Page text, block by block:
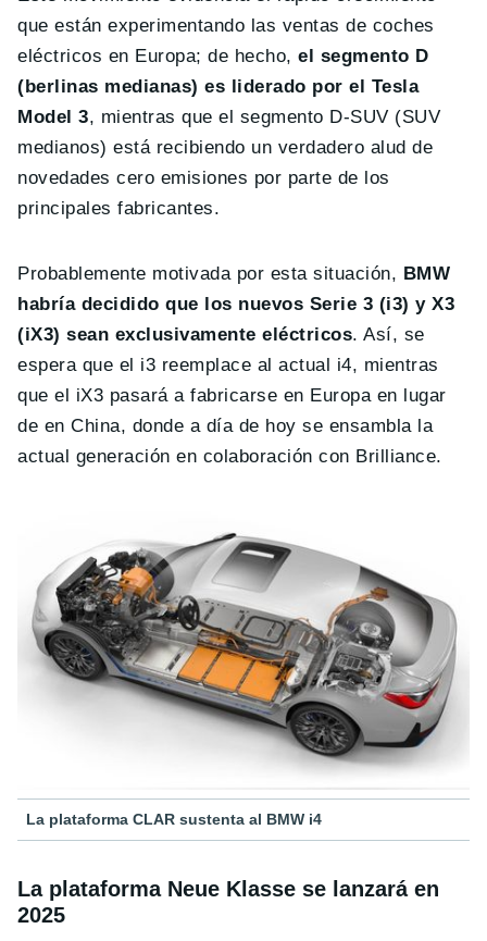
que están experimentando las ventas de coches
eléctricos en Europa; de hecho,el segmento D
(berlinas medianas) es liderado por el Tesla
Model 3, mientras que el segmento D-SUV (SUV
medianos) está recibiendo un verdadero alud de
novedades cero emisiones por parte de los
principales fabricantes.
Probablemente motivada por esta situación, BMW
habría decidido que los nuevos Serie 3 (i3) y X3
(iX3) sean exclusivamente eléctricos. Así, se
espera que el i3 reemplace al actual i4, mientras
que el iX3 pasará a fabricarse en Europa en lugar
de en China, donde a día de hoy se ensambla la
actual generación en colaboración con Brilliance.
La plataforma CLAR sustenta al BMW i4
La plataforma Neue Klasse se lanzará en
2025